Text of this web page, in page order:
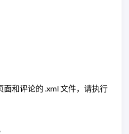
和评论的 .xml 文件，请执行